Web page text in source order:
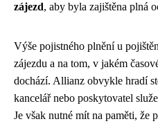
zájezd, aby byla zajištěna plná
Výše pojistného plnění u
zájezdu a na tom, v jakém
dochází. Allianz obvykle hradí
kancelář nebo poskytovatel
Je však nutné mít na paměti, že